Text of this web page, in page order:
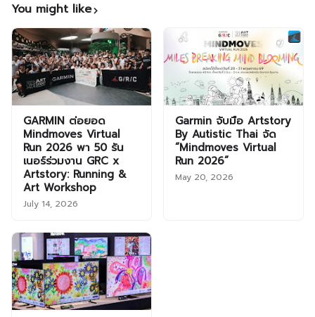
You might like
GARMIN ต่อยอด
Mindmoves Virtual
Run 2026 พา 50 รัน
เนอร์ร่วมงาน GRC x
Artstory: Running &
Art Workshop
July 14, 2026
Garmin จับมือ Artstory
By Autistic Thai จัด
“Mindmoves Virtual
Run 2026”
May 20, 2026